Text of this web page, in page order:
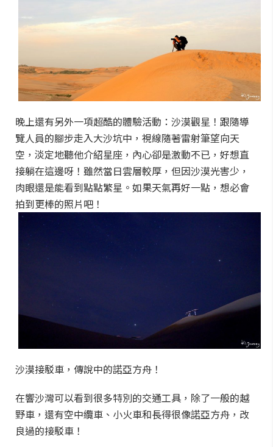
晚上還有另外一項超酷的體驗活動：沙漠觀星！跟隨導
覽人員的腳步走入大沙坑中，視線隨著雷射筆望向天
空，淡定地聽他介紹星座，內心卻是激動不已，好想直
接躺在這邊呀！雖然當日雲層較厚，但因沙漠光害少，
肉眼還是能看到點點繁星。如果天氣再好一點，想必會
拍到更棒的照片吧！
沙漠接駁車，傳說中的諾亞方舟！
在響沙灣可以看到很多特別的交通工具，除了一般的越
野車，還有空中纜車、小火車和長得很像諾亞方舟，改
良過的接駁車！